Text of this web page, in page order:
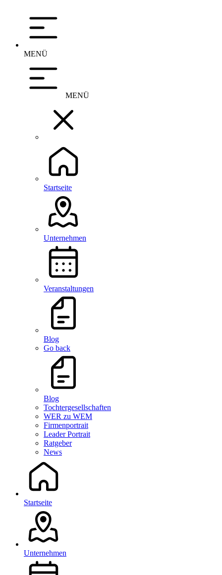
MENÜ
MENÜ
Startseite
Unternehmen
Veranstaltungen
Blog
Go back
Blog
Tochtergesellschaften
WER zu WEM
Firmenportrait
Leader Portrait
Ratgeber
News
Startseite
Unternehmen